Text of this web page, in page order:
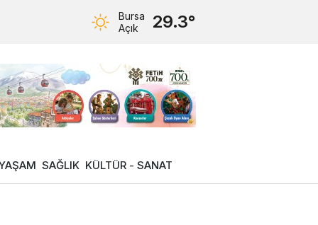
Bursa
Açık
29.3°
SAĞLIK KÜLTÜR - SANAT